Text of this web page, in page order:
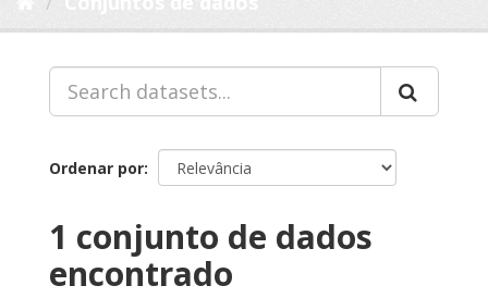
Ordenar por
1 conjunto de dados
encontrado